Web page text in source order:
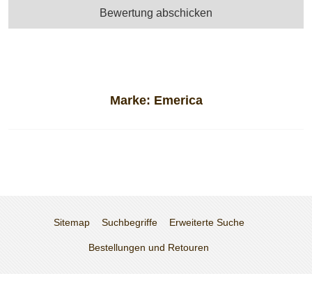
Marke: Emerica
Bewertung abschicken
Sitemap Suchbegriffe Erweiterte Suche
Bestellungen und Retouren